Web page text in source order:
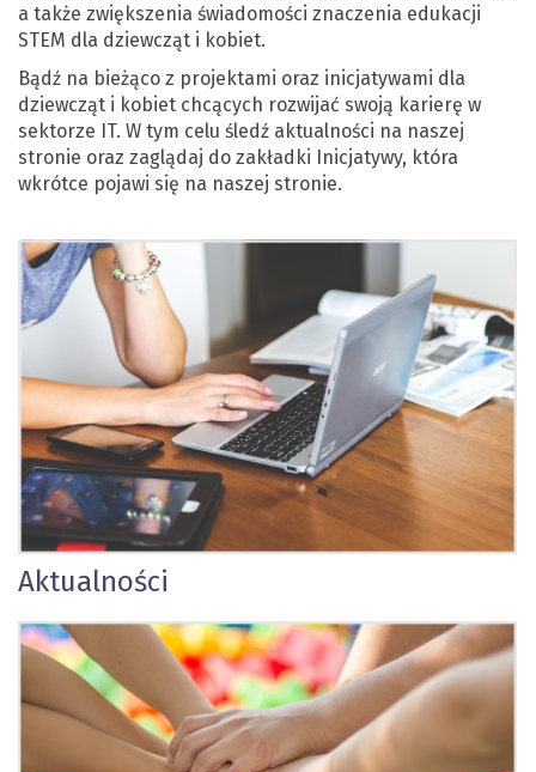
a także zwiększenia świadomości znaczenia edukacji
STEM dla dziewcząt i kobiet.
Bądź na bieżąco z projektami oraz inicjatywami dla
dziewcząt i kobiet chcących rozwijać swoją karierę w
sektorze IT. W tym celu śledź aktualności na naszej
stronie oraz zaglądaj do zakładki Inicjatywy, która
wkrótce pojawi się na naszej stronie.
Aktualności